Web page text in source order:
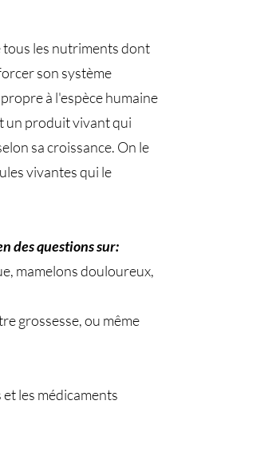
tous les nutriments dont
son système
à l'espèce humaine
un produit vivant qui
sa croissance. On le
vivantes qui le
des questions sur:
mamelons douloureux,
grossesse, ou même
les médicaments